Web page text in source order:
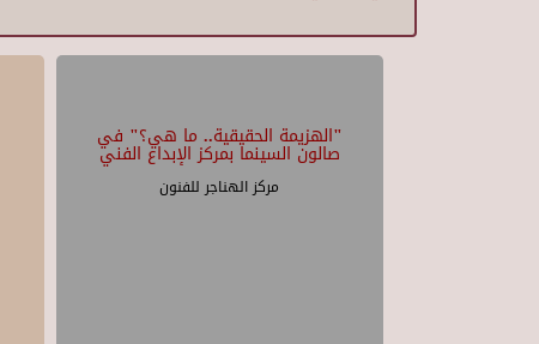
"الهزيمة الحقيقية.. ما هي؟" في
صالون السينما بمركز الإبداع الفني
مركز الهناجر للفنون